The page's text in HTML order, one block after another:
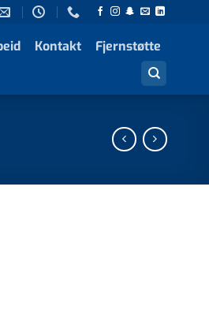
Kontakt Fjernstøtte